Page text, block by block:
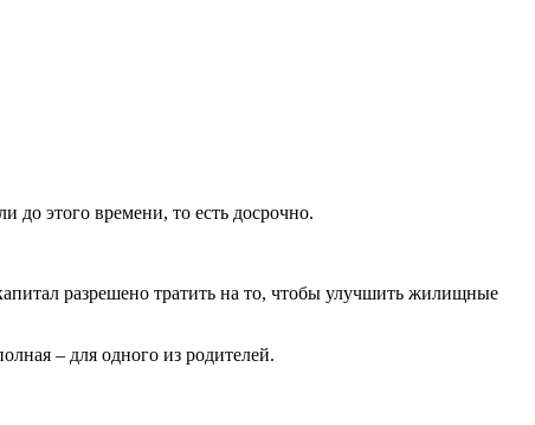
до этого времени, то есть досрочно.
разрешено тратить на то, чтобы улучшить жилищные
– для одного из родителей.